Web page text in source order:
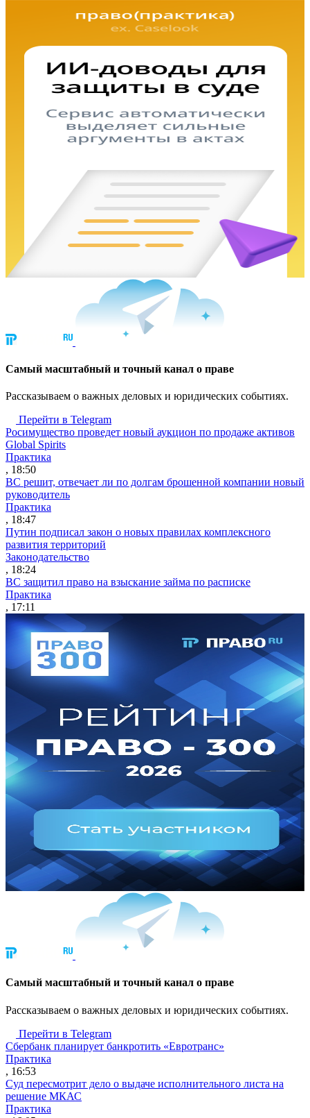
Cамый масштабный и точный канал о праве
Рассказываем о важных деловых и юридических событиях.
Перейти в Telegram
Росимущество проведет новый аукцион по продаже активов
Global Spirits
Практика
, 18:50
ВС решит, отвечает ли по долгам брошенной компании новый
руководитель
Практика
, 18:47
Путин подписал закон о новых правилах комплексного
развития территорий
Законодательство
, 18:24
ВС защитил право на взыскание займа по расписке
Практика
, 17:11
Cамый масштабный и точный канал о праве
Рассказываем о важных деловых и юридических событиях.
Перейти в Telegram
Сбербанк планирует банкротить «Евротранс»
Практика
, 16:53
Суд пересмотрит дело о выдаче исполнительного листа на
решение МКАС
Практика